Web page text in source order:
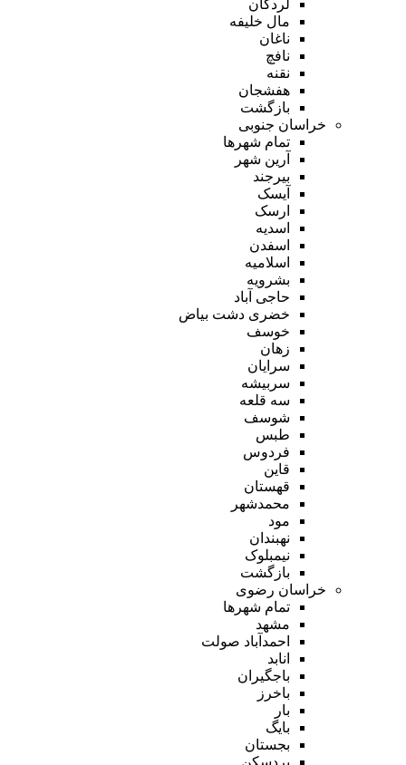
لردگان
مال خلیفه
ناغان
نافچ
نقنه
هفشجان
بازگشت
خراسان جنوبی
تمام شهر‌ها
آرین شهر
بیرجند
آیسک
ارسک
اسدیه
اسفدن
اسلامیه
بشرویه
حاجی آباد
خضری دشت بیاض
خوسف
زهان
سرایان
سربیشه
سه قلعه
شوسف
طبس
فردوس
قاین
قهستان
محمدشهر
مود
نهبندان
نیمبلوک
بازگشت
خراسان رضوی
تمام شهر‌ها
مشهد
احمدآباد صولت
انابد
باجگیران
باخرز
بار
بایگ
بجستان
بردسکن